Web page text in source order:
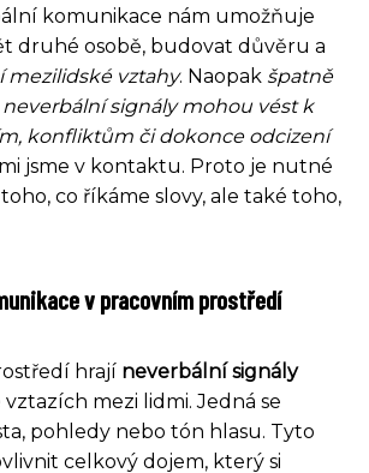
komunikace nám umožňuje
druhé osobě, budovat důvěru a
mezilidské vztahy. Naopak špatně
signály mohou vést k
konfliktům či dokonce odcizení
jsme v kontaktu. Proto je nutné
co říkáme slovy, ale také toho,
v pracovním prostředí
hrají neverbální signály
mezi lidmi. Jedná se
pohledy nebo tón hlasu. Tyto
celkový dojem, který si